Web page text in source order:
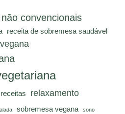
convencionais
receita de sobremesa saudável
receitas relaxamento
sobremesa vegana sono